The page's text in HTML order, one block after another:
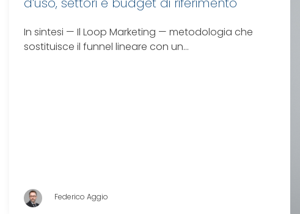
In sintesi — Il Loop Marketing — metodologia che
sostituisce il funnel lineare con un…
Federico Aggio